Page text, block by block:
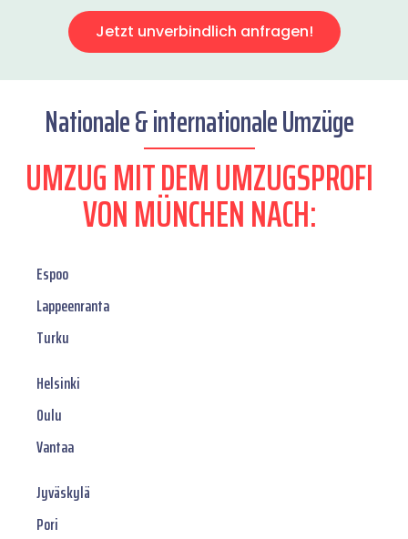
Jetzt unverbindlich anfragen!
Nationale & internationale Umzüge
UMZUG MIT DEM UMZUGSPROFI
VON MÜNCHEN NACH:
Espoo
Lappeenranta
Turku
Helsinki
Oulu
Vantaa
Jyväskylä
Pori